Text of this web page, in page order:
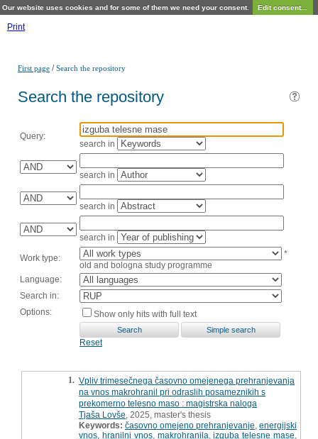
Our website uses cookies and for some of them we need your consent. Edit consent...
Print
First page /Search the repository
Search the repository
Query:
search in
search in
search in
search in
Work type:
*
old and bologna study programme
Language:
Search in:
Options:
Show only hits with full text
Reset
1. Vpliv trimesečnega časovno omejenega prehranjevanja
na vnos makrohranil pri odraslih posameznikih s
prekomerno telesno maso : magistrska naloga
Tjaša Lovše , 2025, master's thesis
Keywords: časovno omejeno prehranjevanje energijski
vnos hranilni vnos, makrohranila ,izguba telesne mase